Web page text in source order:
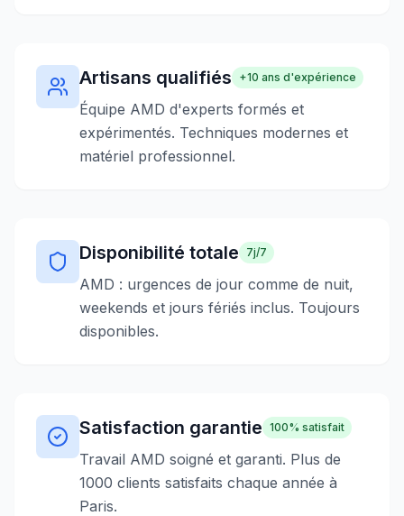
Artisans qualifiés +10 ans d'expérience
Équipe AMD d'experts formés et
expérimentés. Techniques modernes et
matériel professionnel.
Disponibilité totale 7j/7
AMD : urgences de jour comme de nuit,
weekends et jours fériés inclus. Toujours
disponibles.
Satisfaction garantie 100% satisfait
Travail AMD soigné et garanti. Plus de
1000 clients satisfaits chaque année à
Paris.